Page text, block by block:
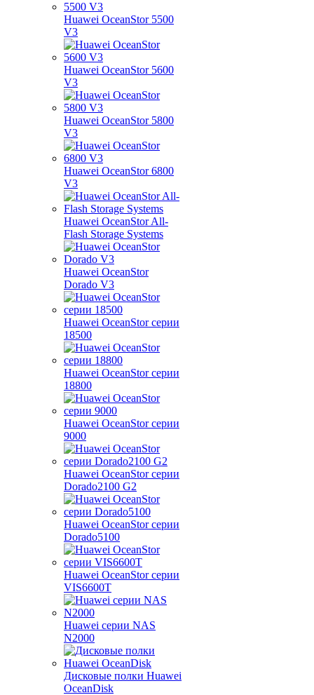
Huawei OceanStor 5500
V3
Huawei OceanStor 5600
V3
Huawei OceanStor 5800
V3
Huawei OceanStor 6800
V3
Huawei OceanStor All-
Flash Storage Systems
Huawei OceanStor
Dorado V3
Huawei OceanStor серии
18500
Huawei OceanStor серии
18800
Huawei OceanStor серии
9000
Huawei OceanStor серии
Dorado2100 G2
Huawei OceanStor серии
Dorado5100
Huawei OceanStor серии
VIS6600T
Huawei серии NAS
N2000
Дисковые полки Huawei
OceanDisk